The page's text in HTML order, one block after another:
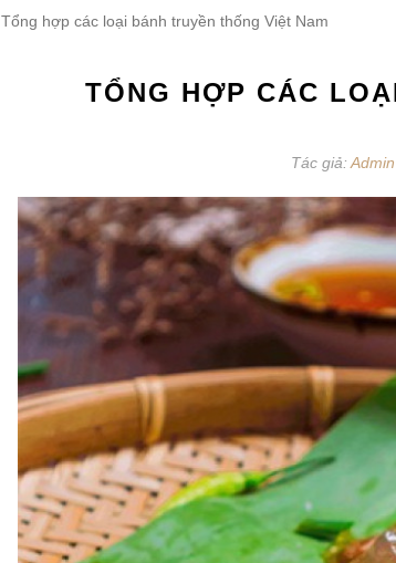
Tổng hợp các loại bánh truyền thống Việt Nam
TỔNG HỢP CÁC
Tác giả:Admin